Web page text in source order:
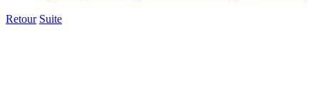
Retour Suite